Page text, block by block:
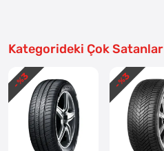
Kategorideki Çok Satanlar
- %
3 - %
3